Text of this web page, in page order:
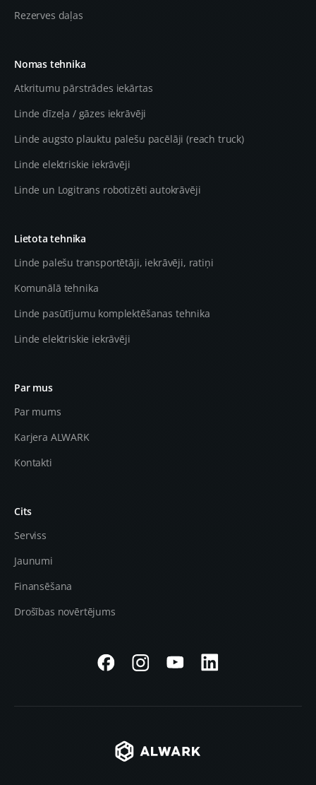
Rezerves daļas
Nomas tehnika
Atkritumu pārstrādes iekārtas
Linde dīzeļa / gāzes iekrāvēji
Linde augsto plauktu palešu pacēlāji (reach truck)
Linde elektriskie iekrāvēji
Linde un Logitrans robotizēti autokrāvēji
Lietota tehnika
Linde palešu transportētāji, iekrāvēji, ratiņi
Komunālā tehnika
Linde pasūtījumu komplektēšanas tehnika
Linde elektriskie iekrāvēji
Par mus
Par mums
Karjera ALWARK
Kontakti
Cits
Serviss
Jaunumi
Finansēšana
Drošības novērtējums